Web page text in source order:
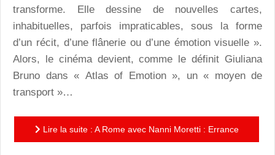
transforme. Elle dessine de nouvelles cartes,
inhabituelles, parfois impraticables, sous la forme
d’un récit, d’une flânerie ou d’une émotion visuelle ».
Alors, le cinéma devient, comme le définit Giuliana
Bruno dans « Atlas of Emotion », un « moyen de
transport »…
Lire la suite : A Rome avec Nanni Moretti : Errance